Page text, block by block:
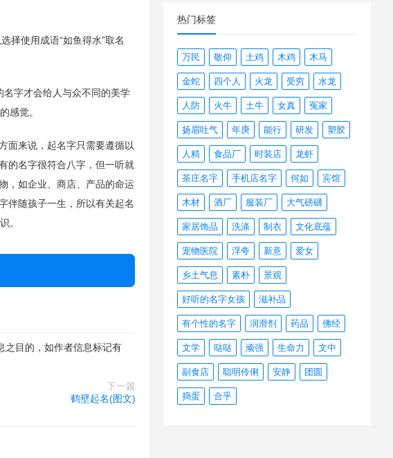
择使用成语“如鱼得水”取名
字才会给人与众不同的美学
感觉。
来说，起名字只需要遵循以
的名字很符合八字，但一听就
，如企业、商店、产品的命运
伴随孩子一生，所以有关起名
。
之目的，如作者信息标记有
下一篇
鹤壁起名(图文)
热门标签
万民 敬仰 土鸡 木鸡 木马
金蛇 四个人 火龙 受穷 水龙
人防 火牛 土牛 女真 冤家
扬眉吐气 年庚 能行 研发 塑胶
人精 食品厂 时装店 龙虾
茶庄名字 手机店名字 何如 宾馆
木材 酒厂 服装厂 大气磅礴
家居饰品 洗涤 制衣 文化底蕴
宠物医院 浮夸 新意 爱女
乡土气息 素朴 景观
好听的名字女孩 滋补品
有个性的名字 润滑剂 药品 佛经
文学 哒哒 顽强 生命力 文中
副食店 聪明伶俐 安静 团圆
捣蛋 合乎